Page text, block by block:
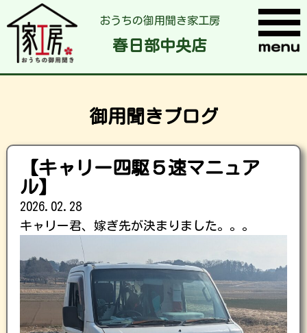
おうちの御用聞き家工房
春日部中央店
御用聞きブログ
【キャリー四駆５速マニュア
ル】
2026.02.28
キャリー君、嫁ぎ先が決まりました。。。